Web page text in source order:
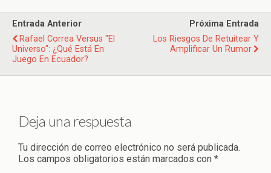
Entrada Anterior
Rafael Correa Versus "El
Universo": ¿Qué Está En
Juego En Ecuador?
Próxima Entrada
Los Riesgos De Retuitear Y
Amplificar Un Rumor
Deja una respuesta
Tu dirección de correo electrónico no será publicada.
Los campos obligatorios están marcados con *